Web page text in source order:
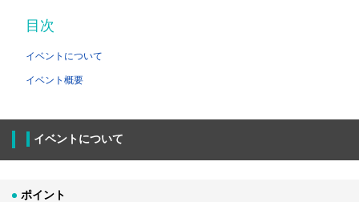
目次
イベントについて
イベント概要
イベントについて
ポイント